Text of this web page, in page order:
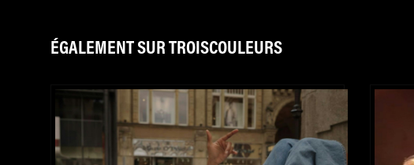
ÉGALEMENT SUR TROISCOULEURS